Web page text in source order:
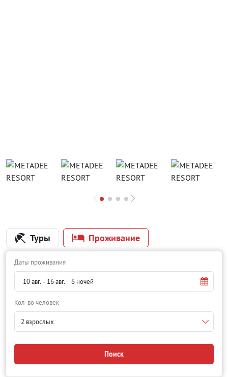
Туры Проживание
Даты проживания
Кол-во человек
2 взрослых
Поиск